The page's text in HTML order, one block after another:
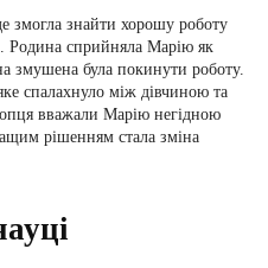
змогла знайти хорошу роботу
Родина сприйняла Марію як
змушена була покинути роботу.
спалахнуло між дівчиною та
вважали Марію негідною
рішенням стала зміна